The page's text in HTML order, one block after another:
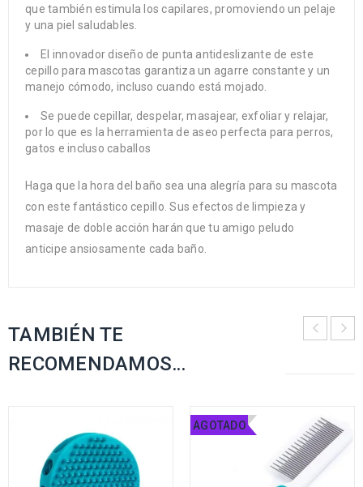
que también estimula los capilares, promoviendo un pelaje
y una piel saludables.
El innovador diseño de punta antideslizante de este
cepillo para mascotas garantiza un agarre constante y un
manejo cómodo, incluso cuando está mojado.
Se puede cepillar, despelar, masajear, exfoliar y relajar,
por lo que es la herramienta de aseo perfecta para perros,
gatos e incluso caballos
Haga que la hora del baño sea una alegría para su mascota
con este fantástico cepillo. Sus efectos de limpieza y
masaje de doble acción harán que tu amigo peludo
anticipe ansiosamente cada baño.
TAMBIÉN TE
RECOMENDAMOS…
AGOTADO